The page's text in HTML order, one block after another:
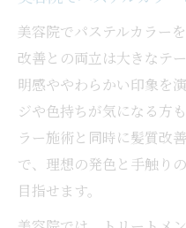
美容院でパステルカラー
改善との両立は大きなテ
明感ややわらかい印象を
ジや色持ちが気になる方
ラー施術と同時に髪質改
で、理想の発色と手触り
目指せます。